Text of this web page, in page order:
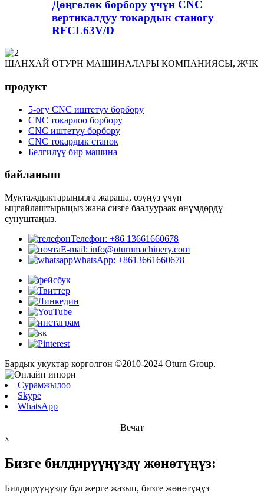
Дөңгөлөк борбору үчүн CNC
вертикалдуу токардык станогу
RFCL63V/D
ШАНХАЙ ОТУРН МАШИНАЛАРЫ КОМПАНИЯСЫ, ЖЧК
продукт
5-огу CNC иштетүү борбору
CNC токарлоо борбору
CNC иштетүү борбору
CNC токардык станок
Белгилүү бир машина
байланыш
Муктаждыктарыңызга жараша, өзүңүз үчүн
ыңгайлаштырыңыз жана сизге баалуураак өнүмдөрдү
сунуштаңыз.
Телефон: +86 13661660678
E-mail: info@oturnmachinery.com
WhatsApp: +8613661660678
Бардык укуктар корголгон ©2010-2024 Oturn Group.
Сурамжылоо
Skype
WhatsApp
Вечат
x
Бизге билдирүүңүздү жөнөтүңүз:
Билдирүүңүздү бул жерге жазып, бизге жөнөтүңүз